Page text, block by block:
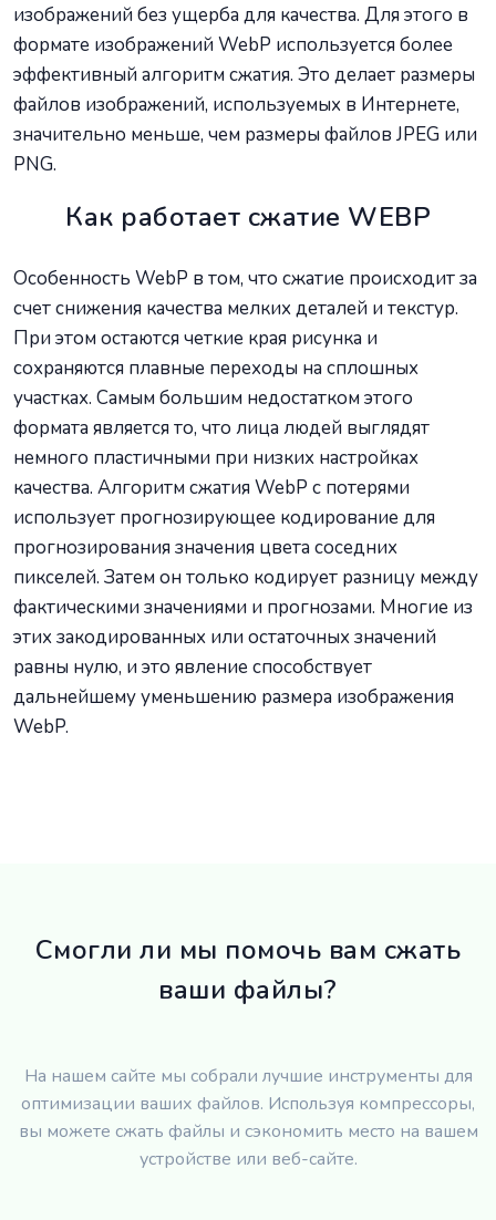
изображений без ущерба для качества. Для этого в
формате изображений WebP используется более
эффективный алгоритм сжатия. Это делает размеры
файлов изображений, используемых в Интернете,
значительно меньше, чем размеры файлов JPEG или
PNG.
Как работает сжатие WEBP
Особенность WebP в том, что сжатие происходит за
счет снижения качества мелких деталей и текстур.
При этом остаются четкие края рисунка и
сохраняются плавные переходы на сплошных
участках. Самым большим недостатком этого
формата является то, что лица людей выглядят
немного пластичными при низких настройках
качества. Алгоритм сжатия WebP с потерями
использует прогнозирующее кодирование для
прогнозирования значения цвета соседних
пикселей. Затем он только кодирует разницу между
фактическими значениями и прогнозами. Многие из
этих закодированных или остаточных значений
равны нулю, и это явление способствует
дальнейшему уменьшению размера изображения
WebP.
Смогли ли мы помочь вам сжать
ваши файлы?
На нашем сайте мы собрали лучшие инструменты для
оптимизации ваших файлов. Используя компрессоры,
вы можете сжать файлы и сэкономить место на вашем
устройстве или веб-сайте.